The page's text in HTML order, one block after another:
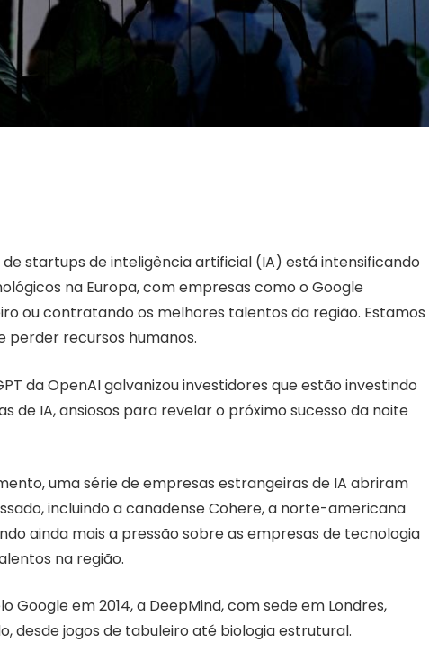
de startups de inteligência artificial (IA) está intensificando
na Europa, com empresas como o Google
ou contratando os melhores talentos da região. Estamos
perder recursos humanos.
da OpenAI galvanizou investidores que estão investindo
de IA, ansiosos para revelar o próximo sucesso da noite
uma série de empresas estrangeiras de IA abriram
incluindo a canadense Cohere, a norte-americana
ainda mais a pressão sobre as empresas de tecnologia
na região.
Google em 2014, a DeepMind, com sede em Londres,
desde jogos de tabuleiro até biologia estrutural.